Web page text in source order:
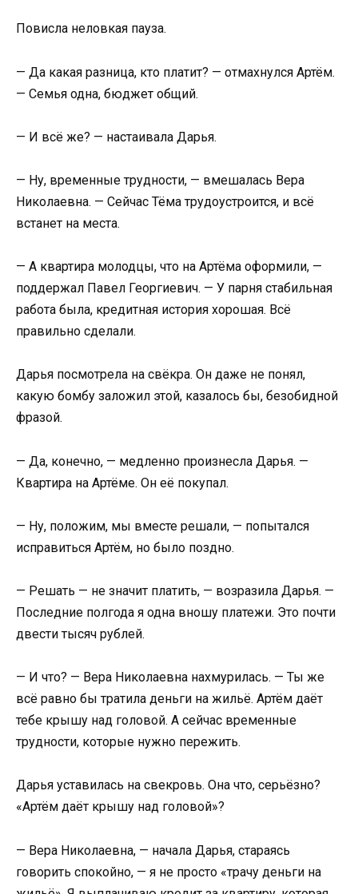
Повисла неловкая пауза.
— Да какая разница, кто платит? — отмахнулся Артём.
— Семья одна, бюджет общий.
— И всё же? — настаивала Дарья.
— Ну, временные трудности, — вмешалась Вера
Николаевна. — Сейчас Тёма трудоустроится, и всё
встанет на места.
— А квартира молодцы, что на Артёма оформили, —
поддержал Павел Георгиевич. — У парня стабильная
работа была, кредитная история хорошая. Всё
правильно сделали.
Дарья посмотрела на свёкра. Он даже не понял,
какую бомбу заложил этой, казалось бы, безобидной
фразой.
— Да, конечно, — медленно произнесла Дарья. —
Квартира на Артёме. Он её покупал.
— Ну, положим, мы вместе решали, — попытался
исправиться Артём, но было поздно.
— Решать — не значит платить, — возразила Дарья. —
Последние полгода я одна вношу платежи. Это почти
двести тысяч рублей.
— И что? — Вера Николаевна нахмурилась. — Ты же
всё равно бы тратила деньги на жильё. Артём даёт
тебе крышу над головой. А сейчас временные
трудности, которые нужно пережить.
Дарья уставилась на свекровь. Она что, серьёзно?
«Артём даёт крышу над головой»?
— Вера Николаевна, — начала Дарья, стараясь
говорить спокойно, — я не просто «трачу деньги на